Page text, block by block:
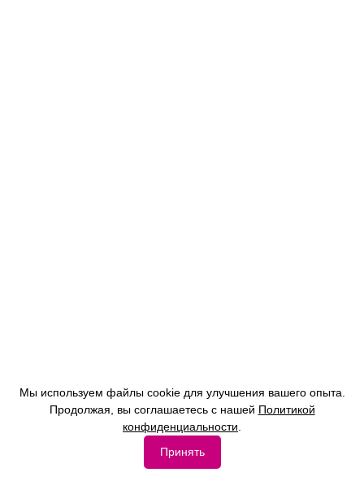
Мы используем файлы cookie для улучшения вашего опыта.
Продолжая, вы соглашаетесь с нашей Политикой
конфиденциальности
Принять